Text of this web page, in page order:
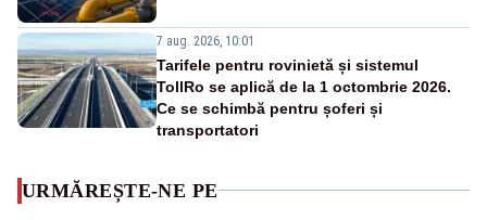
7 aug. 2026, 10:01
Tarifele pentru rovinietă și sistemul
TollRo se aplică de la 1 octombrie 2026.
Ce se schimbă pentru șoferi și
transportatori
URMĂREȘTE-NE PE